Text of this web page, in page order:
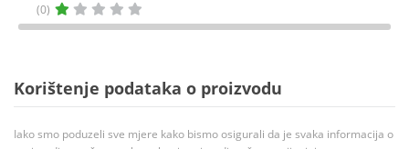
(0)
Korištenje podataka o proizvodu
Iako smo poduzeli sve mjere kako bismo osigurali da je svaka informacija o